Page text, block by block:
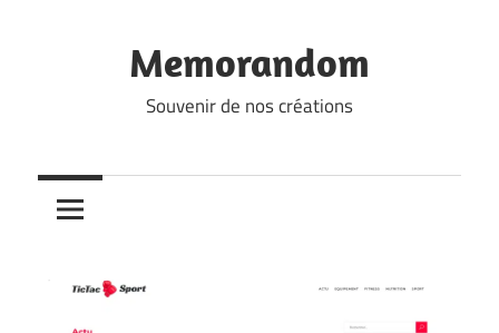
Memorandom
Souvenir de nos créations